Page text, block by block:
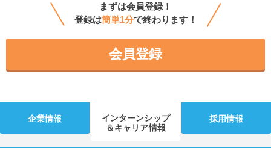
まずは会員登録！
登録は簡単1分で終わります！
会員登録
企業情報
インターンシップ
＆キャリア情報
採用情報